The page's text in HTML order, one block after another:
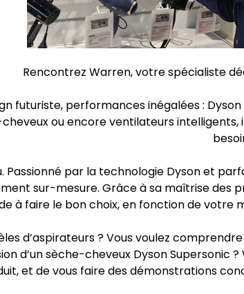
Rencontrez Warren, votre spécialiste
futuriste, performances inégalées :
ou encore ventilateurs
Passionné par la technologie Dyson et
sur-mesure. Grâce à sa maîtrise des
à faire le bon choix, en fonction de votre
d’aspirateurs ? Vous voulez
d’un sèche-cheveux Dyson
et de vous faire des démonstrations